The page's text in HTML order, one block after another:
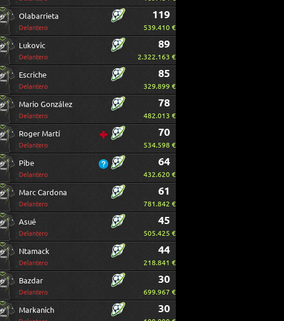
Olabarrieta
Delantero
119
539.410 €
Lukovic
Delantero
89
2.322.163 €
Escriche
Delantero
85
329.899 €
Mario González
Delantero
78
482.013 €
Roger Martí
Delantero
70
534.598 €
Pibe
Delantero
64
432.620 €
Marc Cardona
Delantero
61
781.842 €
Asué
Delantero
45
505.425 €
Ntamack
Delantero
44
218.841 €
Bazdar
Delantero
30
699.967 €
Markanich 30